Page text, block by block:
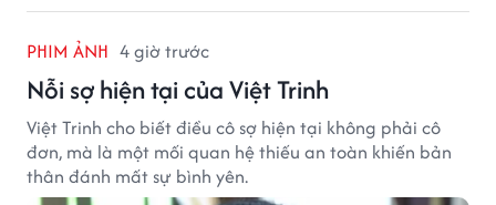
PHIM ẢNH 4 giờ trước
Nỗi sợ hiện tại của Việt Trinh
Việt Trinh cho biết điều cô sợ hiện tại không phải cô
đơn, mà là một mối quan hệ thiếu an toàn khiến bản
thân đánh mất sự bình yên.